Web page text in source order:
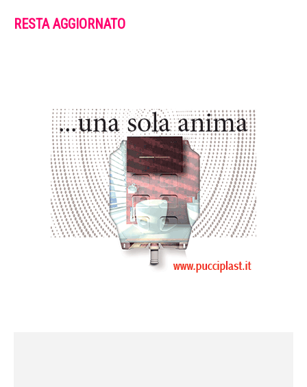
RESTA AGGIORNATO